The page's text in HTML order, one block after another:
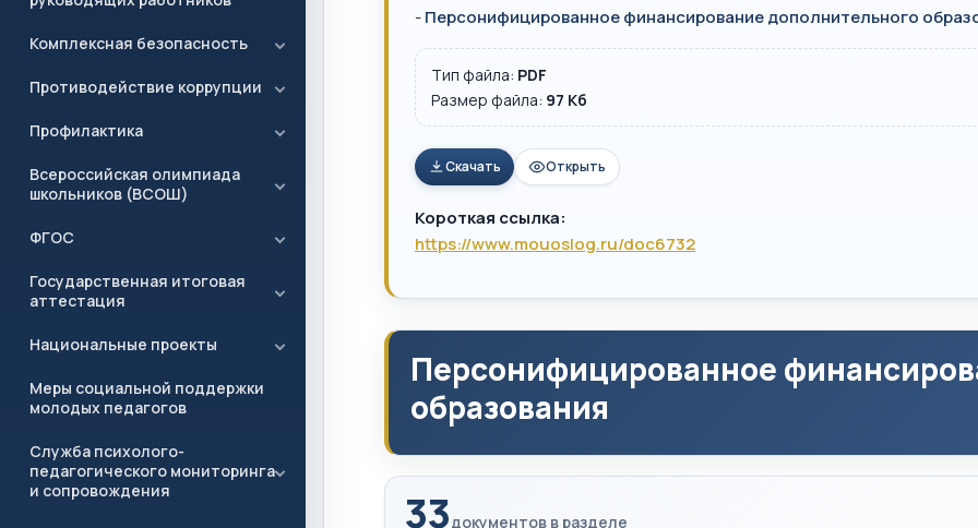
Комплексная безопасность
Противодействие коррупции
Профилактика
Всероссийская олимпиада
школьников (ВСОШ)
ФГОС
Государственная итоговая
аттестация
Национальные проекты
Меры социальной поддержки
молодых педагогов
Служба психолого-
педагогического мониторинга
и сопровождения
-Персонифицированное финансирование дополнительного
Тип файла: PDF
Размер файла: 97 Кб
Скачать Открыть
Короткая ссылка:
https://www.mouoslog.ru/doc6732
Персонифицированное
образования
33документов в разделе